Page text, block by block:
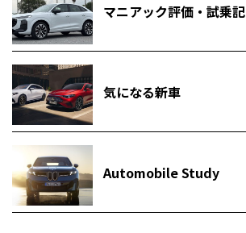
マニアック評価・試乗記
気になる新車
Automobile Study